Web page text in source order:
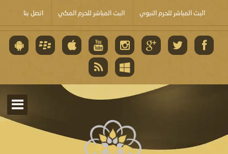
البث المباشر للحرم النبوي البث المباشر للحرم المكي اتصل بنا